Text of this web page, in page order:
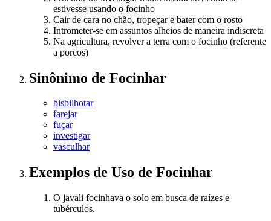
estivesse usando o focinho
Cair de cara no chão, tropeçar e bater com o rosto
Intrometer-se em assuntos alheios de maneira indiscreta
Na agricultura, revolver a terra com o focinho (referente
a porcos)
Sinônimo de Focinhar
bisbilhotar
farejar
fuçar
investigar
vasculhar
Exemplos de Uso de Focinhar
O javali focinhava o solo em busca de raízes e
tubérculos.